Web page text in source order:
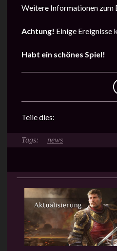
Weitere Informationen zum
Achtung! Einige Ereignisse
Habt ein schönes Spiel!
Teile dies:
news